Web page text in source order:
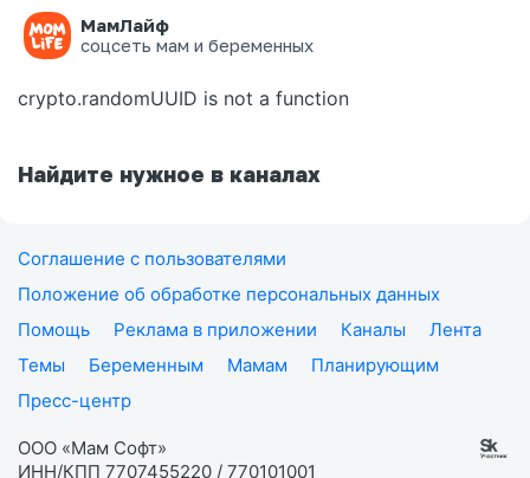
МамЛайф
соцсеть мам и беременных
Ошибка на странице
crypto.randomUUID is not a function
Найдите нужное в каналах
Соглашение с пользователями
Положение об обработке персональных данных
Помощь
Реклама в приложении Каналы
Лента
Темы
Беременным Мамам
Планирующим
Пресс-центр
ООО «Мам Софт»
ИНН/КПП 7707455220 / 770101001